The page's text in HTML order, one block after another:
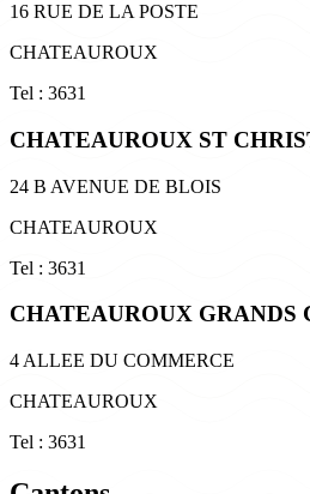
16 RUE DE LA POSTE
CHATEAUROUX
Tel : 3631
CHATEAUROUX ST
24 B AVENUE DE BLOIS
CHATEAUROUX
Tel : 3631
CHATEAUROUX GRANDS
4 ALLEE DU COMMERCE
CHATEAUROUX
Tel : 3631